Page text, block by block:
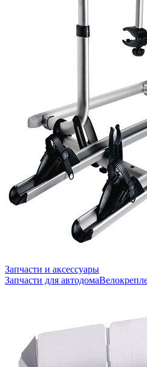
Запчасти и аксессуары
Запчасти для автодома